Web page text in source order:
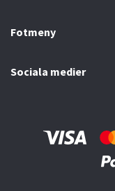
Fotmeny
Sociala medier